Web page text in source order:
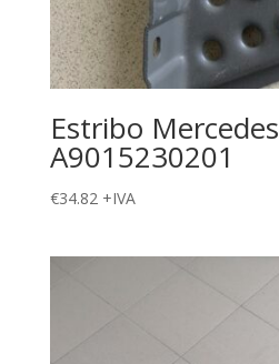
Estribo Mercedes
A9015230201
€34.82 +IVA